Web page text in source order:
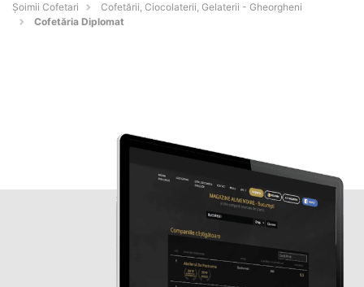
Șoimii Cofetari
Cofetării, Ciocolaterii, Gelaterii - Gheorgheni
Cofetăria Diplomat